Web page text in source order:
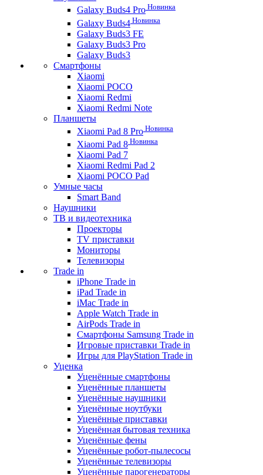
Galaxy Buds4 Pro Новинка
Galaxy Buds4 Новинка
Galaxy Buds3 FE
Galaxy Buds3 Pro
Galaxy Buds3
Смартфоны
Xiaomi
Xiaomi POCO
Xiaomi Redmi
Xiaomi Redmi Note
Планшеты
Xiaomi Pad 8 Pro Новинка
Xiaomi Pad 8 Новинка
Xiaomi Pad 7
Xiaomi Redmi Pad 2
Xiaomi POCO Pad
Умные часы
Smart Band
Наушники
ТВ и видеотехника
Проекторы
TV приставки
Мониторы
Телевизоры
Trade in
iPhone Trade in
iPad Trade in
iMac Trade in
Apple Watch Trade in
AirPods Trade in
Смартфоны Samsung Trade in
Игровые приставки Trade in
Игры для PlayStation Trade in
Уценка
Уценённые смартфоны
Уценённые планшеты
Уценённые наушники
Уценённые ноутбуки
Уценённые приставки
Уценённая бытовая техника
Уценённые фены
Уценённые робот-пылесосы
Уценённые телевизоры
Уценённые парогенераторы